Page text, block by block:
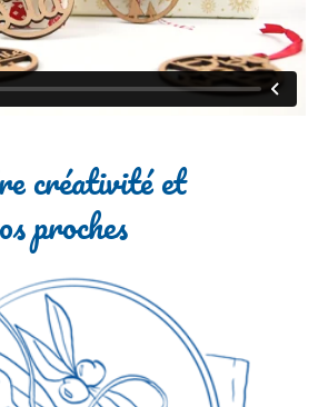
créativité et
proches